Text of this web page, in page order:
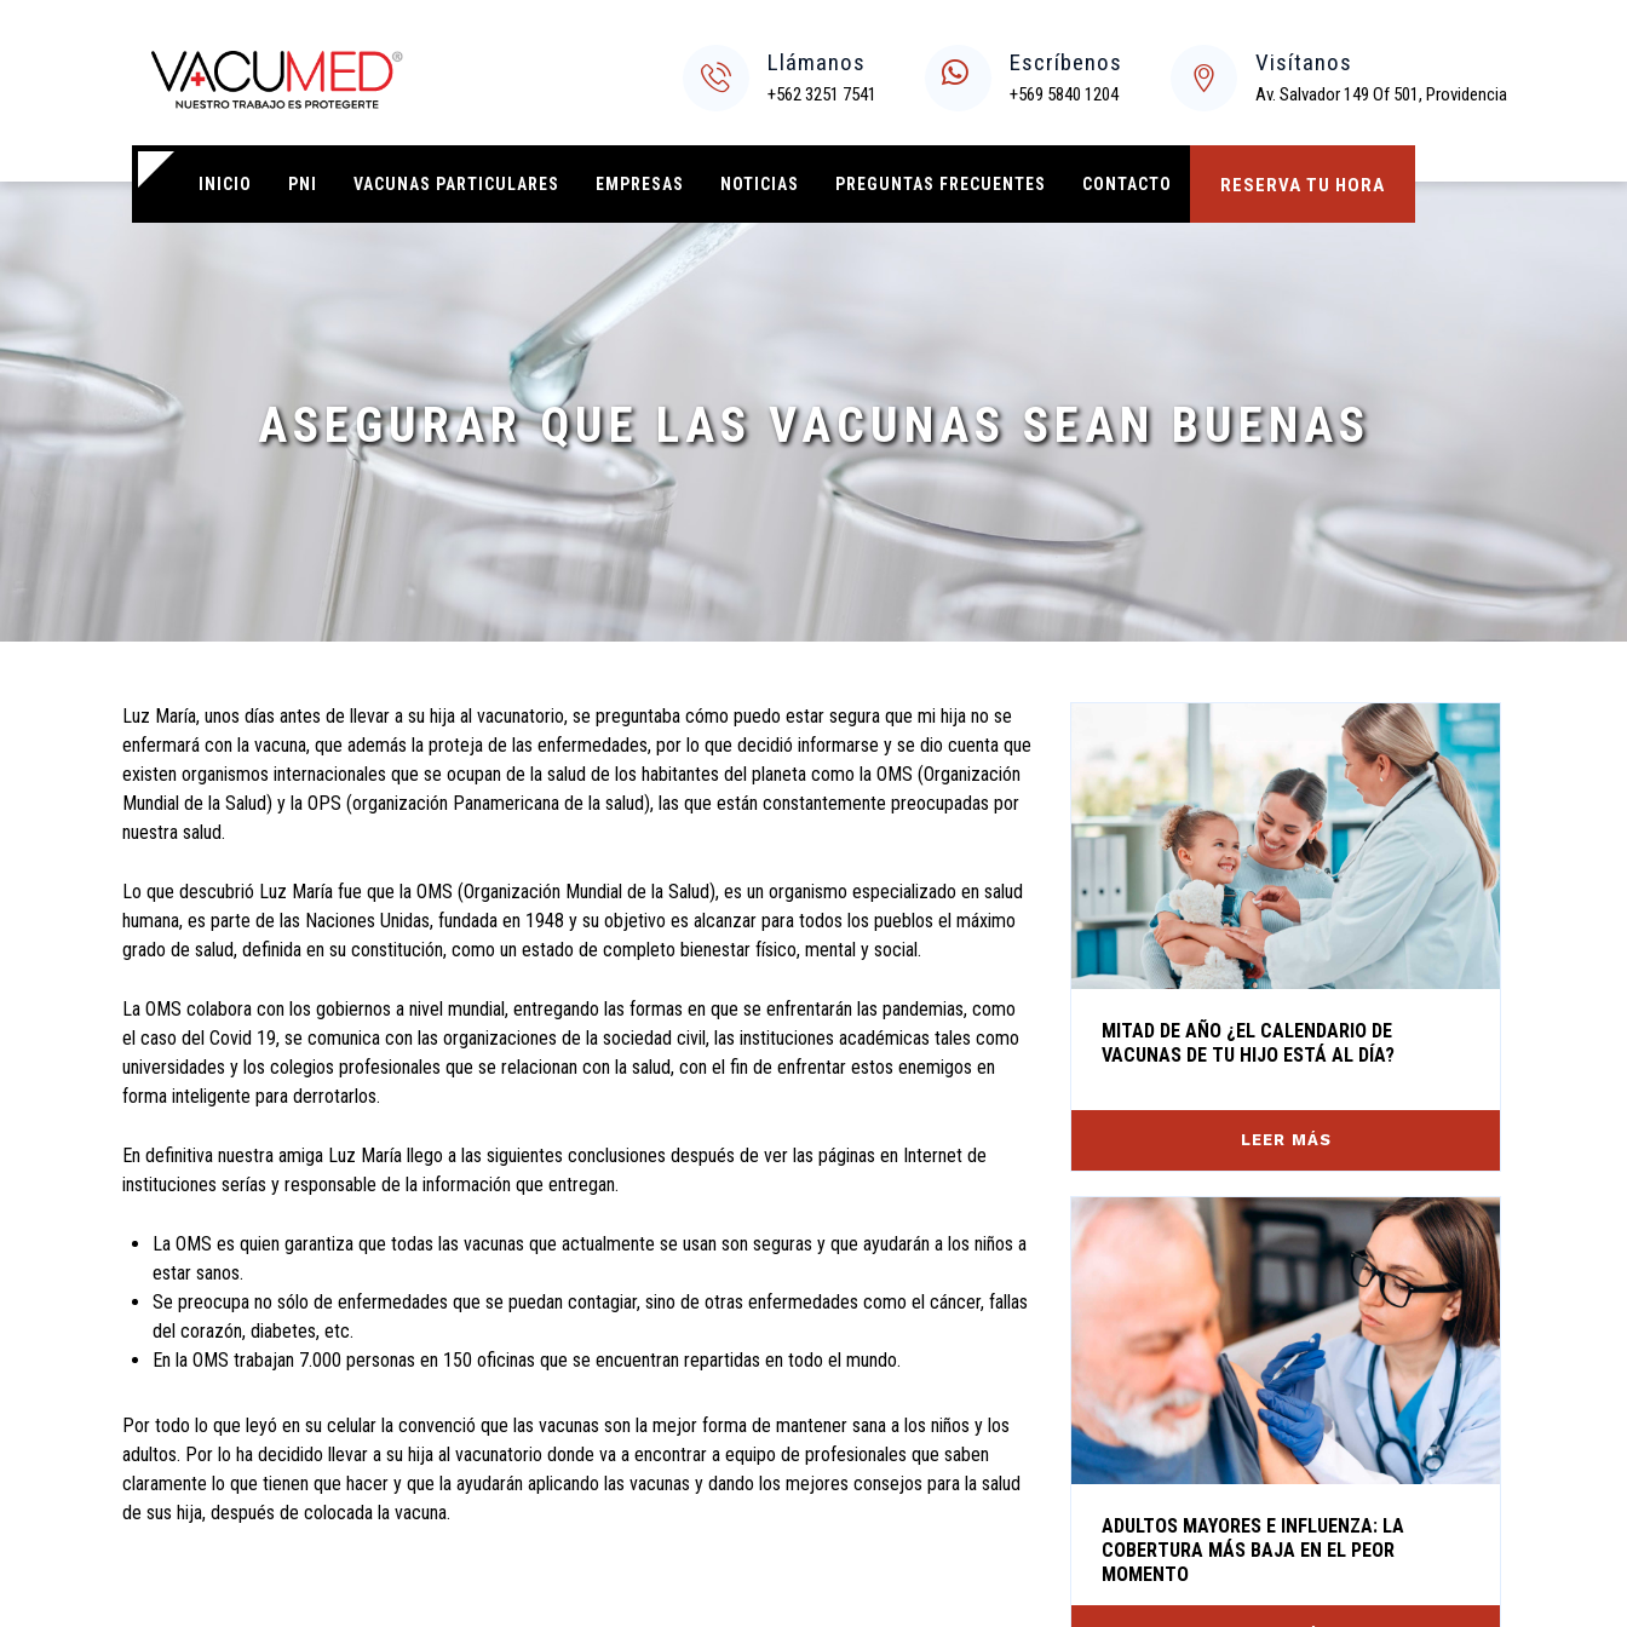
Llámanos
+562 3251 7541
Escríbenos
+569 5840 1204
Visítanos
Av. Salvador 149 Of 501, Providencia
INICIO PNI VACUNAS PARTICULARES EMPRESAS NOTICIAS PREGUNTAS FRECUENTES CONTACTO RESERVA TU HORA
ASEGURAR QUE LAS VACUNAS SEAN BUENAS
Luz María, unos días antes de llevar a su hija al vacunatorio, se preguntaba cómo puedo estar segura que mi hija no se
enfermará con la vacuna, que además la proteja de las enfermedades, por lo que decidió informarse y se dio cuenta que
existen organismos internacionales que se ocupan de la salud de los habitantes del planeta como la OMS (Organización
Mundial de la Salud) y la OPS (organización Panamericana de la salud), las que están constantemente preocupadas por
nuestra salud.
Lo que descubrió Luz María fue que la OMS (Organización Mundial de la Salud), es un organismo especializado en salud
humana, es parte de las Naciones Unidas, fundada en 1948 y su objetivo es alcanzar para todos los pueblos el máximo
grado de salud, definida en su constitución, como un estado de completo bienestar físico, mental y social.
La OMS colabora con los gobiernos a nivel mundial, entregando las formas en que se enfrentarán las pandemias, como
el caso del Covid 19, se comunica con las organizaciones de la sociedad civil, las instituciones académicas tales como
universidades y los colegios profesionales que se relacionan con la salud, con el fin de enfrentar estos enemigos en
forma inteligente para derrotarlos.
En definitiva nuestra amiga Luz María llego a las siguientes conclusiones después de ver las páginas en Internet de
instituciones serías y responsable de la información que entregan.
La OMS es quien garantiza que todas las vacunas que actualmente se usan son seguras y que ayudarán a los niños a
estar sanos.
Se preocupa no sólo de enfermedades que se puedan contagiar, sino de otras enfermedades como el cáncer, fallas
del corazón, diabetes, etc.
En la OMS trabajan 7.000 personas en 150 oficinas que se encuentran repartidas en todo el mundo.
Por todo lo que leyó en su celular la convenció que las vacunas son la mejor forma de mantener sana a los niños y los
adultos. Por lo ha decidido llevar a su hija al vacunatorio donde va a encontrar a equipo de profesionales que saben
claramente lo que tienen que hacer y que la ayudarán aplicando las vacunas y dando los mejores consejos para la salud
de sus hija, después de colocada la vacuna.
MITAD DE AÑO ¿EL CALENDARIO DE
VACUNAS DE TU HIJO ESTÁ AL DÍA?
LEER MÁS
ADULTOS MAYORES E INFLUENZA: LA
COBERTURA MÁS BAJA EN EL PEOR
MOMENTO